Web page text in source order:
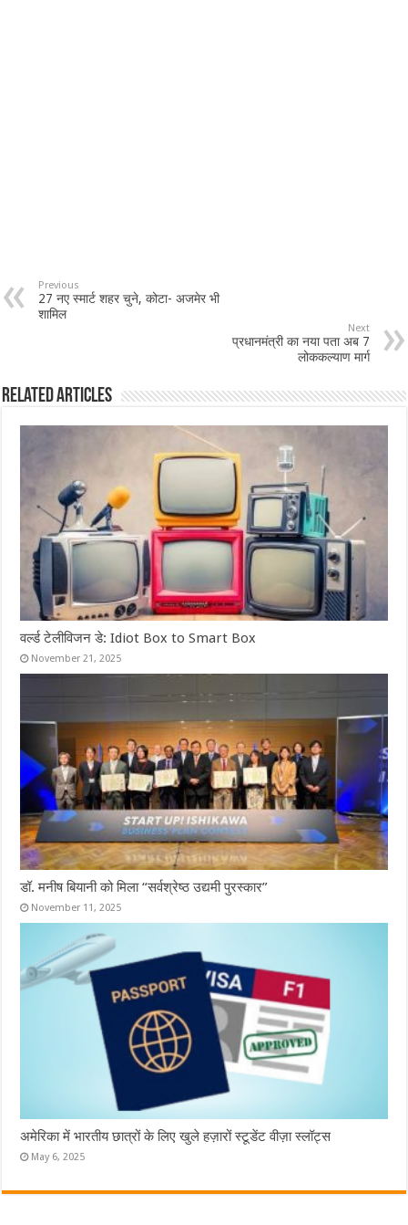
Previous
27 नए स्मार्ट शहर चुने, कोटा- अजमेर भी
शामिल
Next
प्रधानमंत्री का नया पता अब 7
लोककल्याण मार्ग
Related Articles
वर्ल्ड टेलीविजन डे: Idiot Box to Smart Box
November 21, 2025
डॉ. मनीष बियानी को मिला “सर्वश्रेष्ठ उद्यमी पुरस्कार”
November 11, 2025
अमेरिका में भारतीय छात्रों के लिए खुले हज़ारों स्टूडेंट वीज़ा स्लॉट्स
May 6, 2025